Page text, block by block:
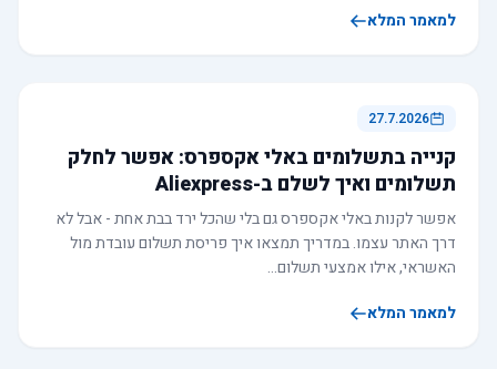
למאמר המלא
27.7.2026
קנייה בתשלומים באלי אקספרס: אפשר לחלק
תשלומים ואיך לשלם ב-Aliexpress
אפשר לקנות באלי אקספרס גם בלי שהכל ירד בבת אחת - אבל לא
דרך האתר עצמו. במדריך תמצאו איך פריסת תשלום עובדת מול
האשראי, אילו אמצעי תשלום…
למאמר המלא